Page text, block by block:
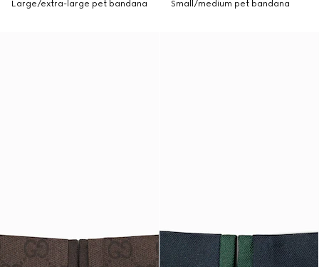
Large/extra-large pet bandana Small/medium pet bandana